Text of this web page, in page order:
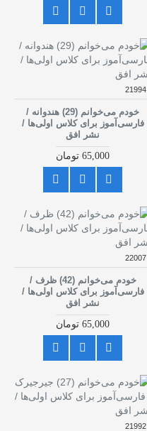
21994
خودم می‌خوانم (29) هندوانه /
فارسی‌آموز برای کلاس اولی‌ها /
نشر افق
65,000 تومان
22007
خودم می‌خوانم (42) ظرف /
فارسی‌آموز برای کلاس اولی‌ها /
نشر افق
65,000 تومان
21992